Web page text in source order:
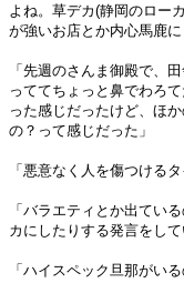
よね。草デカ(静岡のロー
が強いお店とか内心馬鹿
「先週のさんま御殿で、
っててちょっと鼻でわろ
った感じだったけど、ほ
の？って感じだった」
「悪意なく人を傷つける
「バラエティとか出てい
カにしたりする発言をし
「ハイスペック旦那がい